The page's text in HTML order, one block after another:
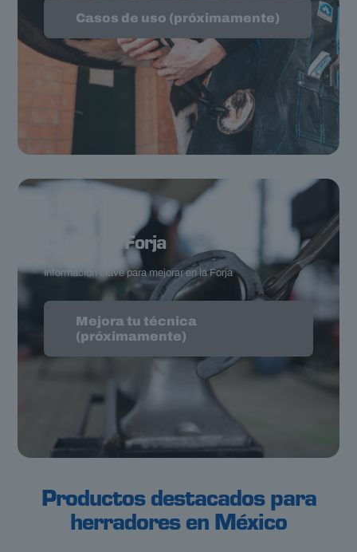
Casos de uso (próximamente)
Clínica de Forja
Información clave para mejorar en la Forja
Mejora tu técnica
(próximamente)
Productos destacados para
herradores en México